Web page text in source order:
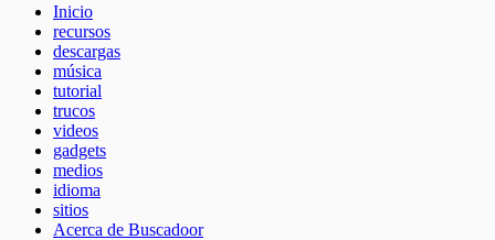
Inicio
recursos
descargas
música
tutorial
trucos
videos
gadgets
medios
idioma
sitios
Acerca de Buscadoor